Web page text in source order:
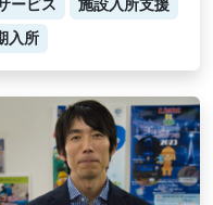
ービス
施設入所支援
入所